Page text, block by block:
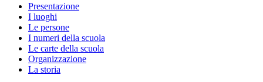
Presentazione
I luoghi
Le persone
I numeri della scuola
Le carte della scuola
Organizzazione
La storia